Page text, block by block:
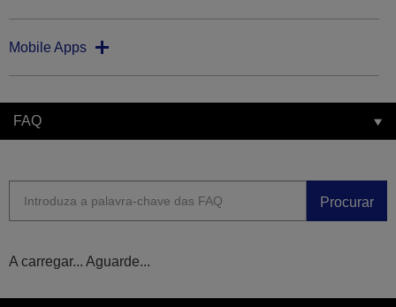
Mobile Apps
FAQ
Procurar
A carregar... Aguarde...